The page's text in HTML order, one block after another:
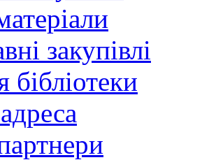
закупівлі
бібліотеки